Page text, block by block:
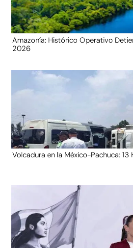
Amazonía: Histórico Operativo
2026
Volcadura en la México-Pachuca: 13